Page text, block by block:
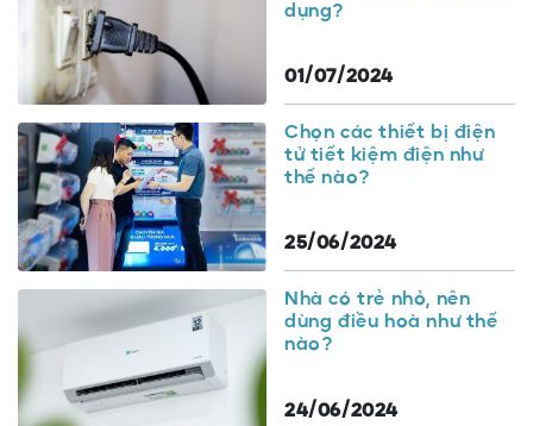
dụng?
01/07/2024
Chọn các thiết bị điện
tử tiết kiệm điện như
thế nào?
25/06/2024
Nhà có trẻ nhỏ, nên
dùng điều hoà như thế
nào?
24/06/2024